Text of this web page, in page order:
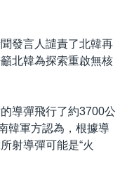
發言人譴責了北韓再
北韓為探索重啟無核
導彈飛行了約3700公
韓軍方認為，根據導
射導彈可能是“火